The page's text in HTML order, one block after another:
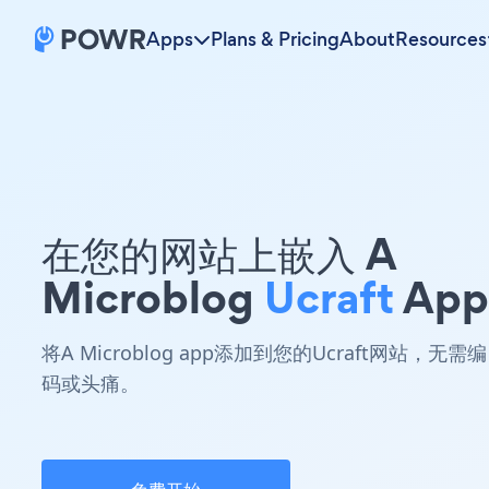
Apps Plans & PricingAboutResources
在您的网站上嵌入 A
Microblog Ucraft
将A Microblog app添加到您的Ucraft网站，无需编
码或头痛。